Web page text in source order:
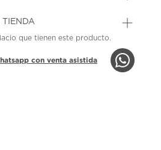
TIENDA
que tienen este producto.
con venta asistida